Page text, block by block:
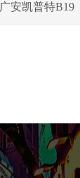
广安凯普特B19